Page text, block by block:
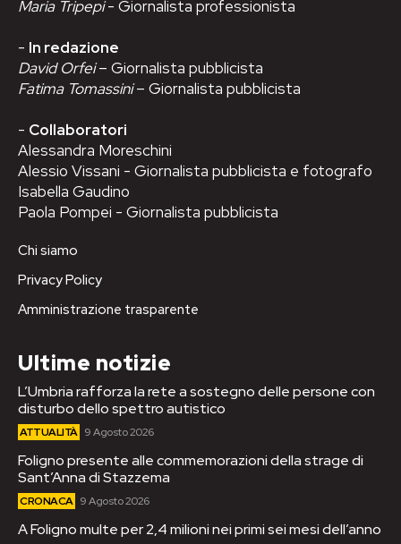
Maria Tripepi- Giornalista professionista
- In redazione
David Orfei– Giornalista pubblicista
Fatima Tomassini– Giornalista pubblicista
- Collaboratori
Alessandra Moreschini
Alessio Vissani - Giornalista pubblicista e fotografo
Isabella Gaudino
Paola Pompei - Giornalista pubblicista
Chi siamo
Privacy Policy
Amministrazione trasparente
Ultime notizie
L’Umbria rafforza la rete a sostegno delle persone con
disturbo dello spettro autistico
ATTUALITÀ 9 Agosto 2026
Foligno presente alle commemorazioni della strage di
Sant’Anna di Stazzema
CRONACA 9 Agosto 2026
A Foligno multe per 2,4 milioni nei primi sei mesi dell’anno